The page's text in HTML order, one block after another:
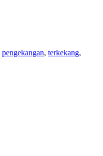
pengekangan, terkekang,